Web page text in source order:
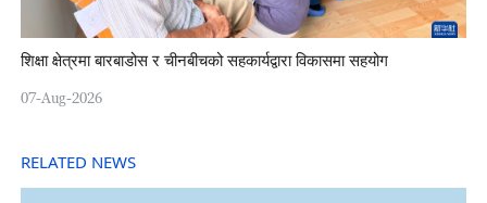
शिक्षा क्षेत्रमा बारबाडोस र चीनबीचको सहकार्यद्वारा विकासमा सहयोग
07-Aug-2026
RELATED NEWS